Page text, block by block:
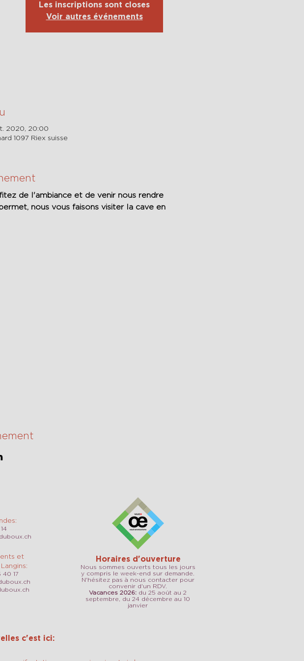
Les inscriptions sont closes
Voir autres événements
2020, 20:00
1097 Riex suisse
de l'ambiance et de venir nous rendre
nous vous faisons visiter la cave en
et
40 17
Horaires d'ouverture
Nous sommes ouverts tous les jours
y compris le week-end sur demande.
N'hésitez pas à nous contacter pour
convenir d'un RDV.
Vacances 2026: du 25 août au 2
septembre, du 24 décembre au 10
janvier
c'est ici: